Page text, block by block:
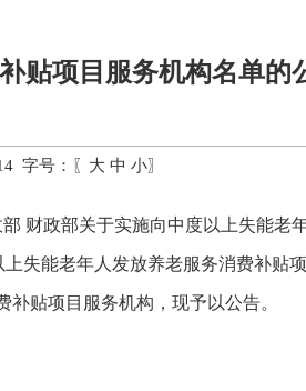
贴项目服务机构名单的
字号：〖 大 中 小〗
财政部关于实施向中度以上失能老
失能老年人发放养老服务消费补贴
贴项目服务机构，现予以公告。